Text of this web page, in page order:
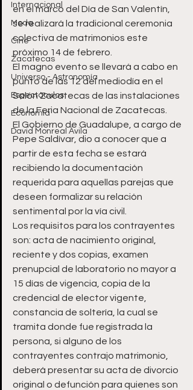
Internacional
Moda
Cine
Zacatecas
Universo - Astronomía
Espectáculos
Economía
David Monreal Ávila
en el marco del Día de San Valentín,
se realizará la tradicional ceremonia
colectiva de matrimonios este
próximo 14 de febrero.
El magno evento se llevará a cabo en
punto de las 12 del mediodía en el
Salón Zacatecas de las instalaciones
de la Feria Nacional de Zacatecas.
El Gobierno de Guadalupe, a cargo de
Pepe Saldívar, dio a conocer que a
partir de esta fecha se estará
recibiendo la documentación
requerida para aquellas parejas que
deseen formalizar su relación
sentimental por la vía civil.
Los requisitos para los contrayentes
son: acta de nacimiento original,
reciente y dos copias, examen
prenupcial de laboratorio no mayor a
15 días de vigencia, copia de la
credencial de elector vigente,
constancia de soltería, la cual se
tramita donde fue registrada la
persona, si alguno de los
contrayentes contrajo matrimonio,
deberá presentar su acta de divorcio
original o defunción para quienes son